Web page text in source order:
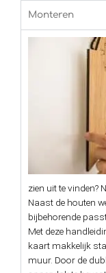
Monteren
zien uit te vinden?
Naast de houten
bijbehorende
Met deze
kaart makkelijk
muur. Door de